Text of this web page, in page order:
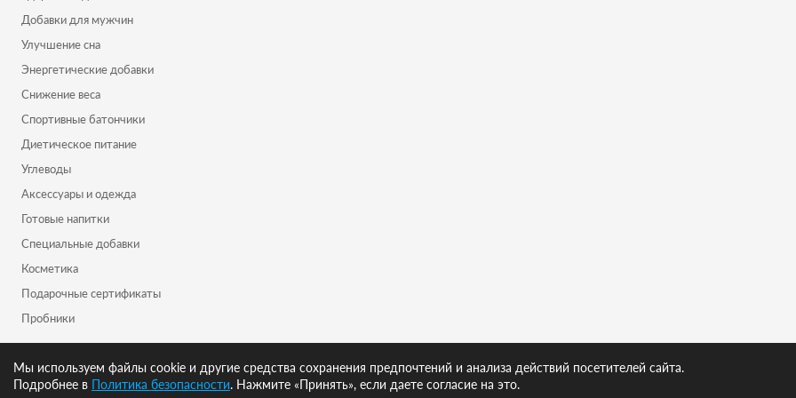
Добавки для мужчин
Улучшение сна
Энергетические добавки
Снижение веса
Спортивные батончики
Диетическое питание
Углеводы
Аксессуары и одежда
Готовые напитки
Специальные добавки
Косметика
Подарочные сертификаты
Пробники
ОБРАТНАЯ СВЯЗЬ +7 (495) 107-00-05 Region@pitprofi.ru
Мы используем файлы cookie и другие средства сохранения предпочтений и анализа действий посетителей сайта.
Подробнее в Политика безопасности. Нажмите «Принять», если даете согласие на это.